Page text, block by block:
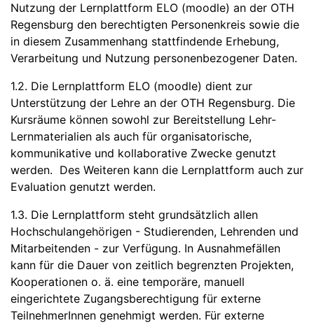
Nutzung der Lernplattform ELO (moodle) an der OTH
Regensburg den berechtigten Personenkreis sowie die
in diesem Zusammenhang stattfindende Erhebung,
Verarbeitung und Nutzung personenbezogener Daten.
1.2. Die Lernplattform ELO (moodle) dient zur
Unterstützung der Lehre an der OTH Regensburg. Die
Kursräume können sowohl zur Bereitstellung Lehr-
Lernmaterialien als auch für organisatorische,
kommunikative und kollaborative Zwecke genutzt
werden. Des Weiteren kann die Lernplattform auch zur
Evaluation genutzt werden.
1.3. Die Lernplattform steht grundsätzlich allen
Hochschulangehörigen - Studierenden, Lehrenden und
Mitarbeitenden - zur Verfügung. In Ausnahmefällen
kann für die Dauer von zeitlich begrenzten Projekten,
Kooperationen o. ä. eine temporäre, manuell
eingerichtete Zugangsberechtigung für externe
TeilnehmerInnen genehmigt werden. Für externe